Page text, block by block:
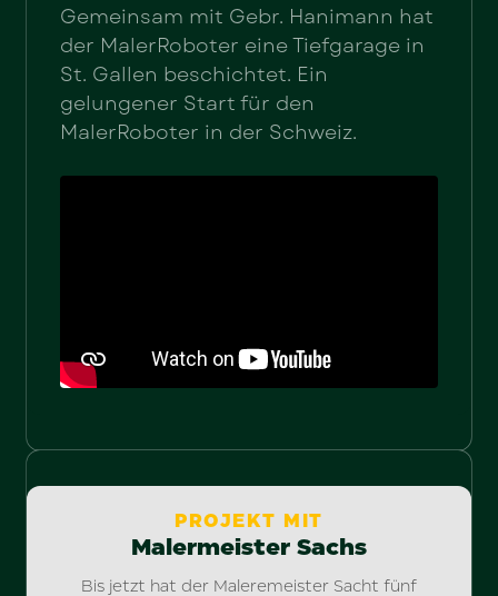
Gemeinsam mit Gebr. Hanimann hat
der MalerRoboter eine Tiefgarage in
St. Gallen beschichtet. Ein
gelungener Start für den
MalerRoboter in der Schweiz.
PROJEKT MIT
Malermeister Sachs
Bis jetzt hat der Maleremeister Sacht fünf